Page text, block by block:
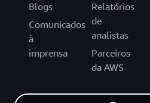
Blogs
Comunicados
à
imprensa
Relatórios
de
analistas
Parceiros
da AWS